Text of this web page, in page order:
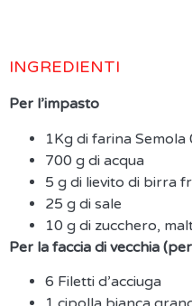
INGREDIENTI
Per l’impasto
1Kg di farina Semola
700 g di acqua
5 g di lievito di birra
25 g di sale
10 g di zucchero,
Per la faccia di vecchia
6 Filetti d’acciuga